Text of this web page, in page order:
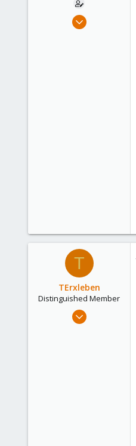
T
TErxleben
Distinguished Member
Oct 20, 2008